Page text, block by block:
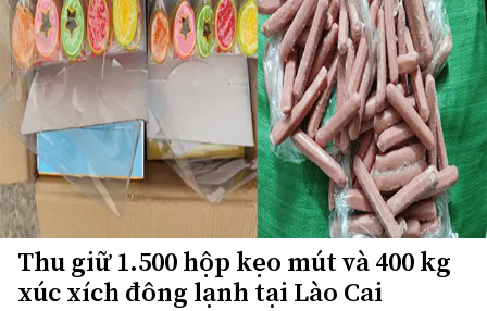
Thu giữ 1.500 hộp kẹo mút và 400 kg
xúc xích đông lạnh tại Lào Cai